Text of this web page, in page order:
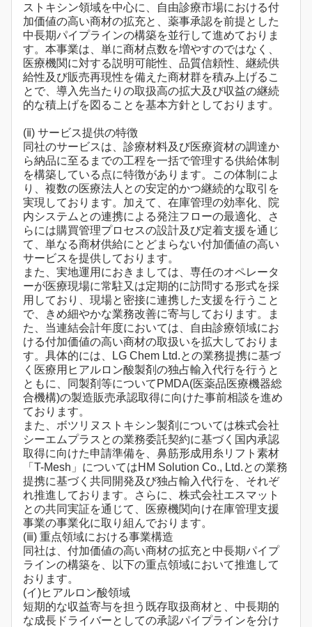
ストキシン領域を中心に、自由診療市場における付
加価値の高い商材の拡充と、薬事承認を前提とした
中長期パイプラインの構築を並行して進めておりま
す。本事業は、単に商材点数を増やすのではなく、
医療機関に対する説明可能性、品質信頼性、継続供
給性及び販売再現性を備えた商材群を積み上げるこ
とで、導入先当たりの取扱高の拡大及び収益の継続
的な積上げを図ることを基本方針としております。
(ⅱ) サービス提供の特徴
同社のサービスは、診療材料及び医療資材の調達か
ら納品に至るまでの工程を一括で管理する供給体制
を構築している点に特徴があります。この体制によ
り、複数の医療法人との安定的かつ継続的な取引を
実現しております。加えて、在庫管理の効率化、院
内システムとの連携による発注フローの最適化、さ
らには購買管理プロセスの設計及び定着支援を通じ
て、単なる商材供給にとどまらない付加価値の高い
サービスを提供しております。
また、実地運用におきましては、専任のオペレータ
ーが医療現場に常駐又は定期的に訪問する形式を採
用しており、現場と密接に連携した支援を行うこと
で、きめ細やかな業務改善に寄与しております。ま
た、当連結会計年度においては、自由診療領域にお
ける付加価値の高い商材の取扱いを拡大しておりま
す。具体的には、LG Chem Ltd.との業務提携に基づ
く医療用ヒアルロン酸製剤の独占輸入代行を行うと
ともに、同製剤等についてPMDA(医薬品医療機器総
合機構)の製造販売承認取得に向けた事前相談を進め
ております。
また、ボツリヌストキシン製剤については株式会社
シーエムプラスとの業務委託契約に基づく国内承認
取得に向けた申請準備を、鼻筋形成用糸リフト素材
「T-Mesh」についてはHM Solution Co., Ltd.との業務
提携に基づく共同開発及び独占輸入代行を、それぞ
れ推進しております。さらに、株式会社エスマット
との共同実証を通じて、医療機関向け在庫管理支援
事業の事業化に取り組んでおります。
(ⅲ) 重点領域における事業構造
同社は、付加価値の高い商材の拡充と中長期パイプ
ラインの構築を、以下の重点領域において推進して
おります。
(イ)ヒアルロン酸領域
短期的な収益寄与を担う既存取扱商材と、中長期的
な成長ドライバーとしての承認パイプラインを分け